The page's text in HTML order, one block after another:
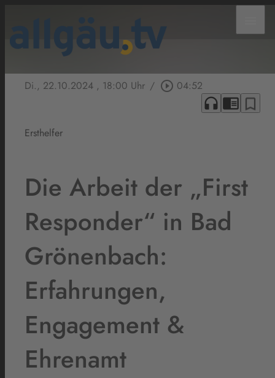
Di., 22.10.2024 , 18:00 Uhr / play_circle_outline 04:52
headphones chrome_reader_mode bookmark_border
Ersthelfer
Die Arbeit der „First
Responder“ in Bad
Grönenbach:
Erfahrungen,
Engagement &
Ehrenamt